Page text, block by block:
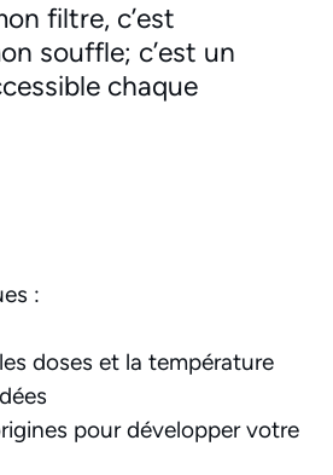
filtre, c’est
souffle; c’est un
chaque
:
doses et la température
pour développer votre